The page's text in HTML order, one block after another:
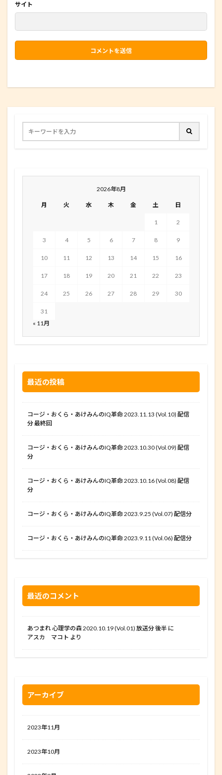
サイト
2026年8月
月 火 水 木 金 土 日
1 2
3 4 5 6 7 8 9
10 11 12 13 14 15 16
17 18 19 20 21 22 23
24 25 26 27 28 29 30
31
« 11月
最近の投稿
コージ・おくら・あけみんのIQ革命 2023.11.13 (Vol.10) 配信
分 最終回
コージ・おくら・あけみんのIQ革命 2023.10.30 (Vol.09) 配信
分
コージ・おくら・あけみんのIQ革命 2023.10.16 (Vol.08) 配信
分
コージ・おくら・あけみんのIQ革命 2023.9.25 (Vol.07) 配信分
コージ・おくら・あけみんのIQ革命 2023.9.11 (Vol.06) 配信分
最近のコメント
あつまれ 心理学の森 2020.10.19 (Vol.01) 放送分 後半 に
アスカ マコト より
アーカイブ
2023年11月
2023年10月